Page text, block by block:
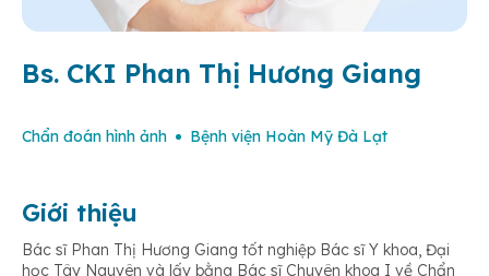
Bs. CKI Phan Thị Hương Giang
Chẩn đoán hình ảnh Bệnh viện Hoàn Mỹ Đà Lạt
Giới thiệu
Bác sĩ Phan Thị Hương Giang tốt nghiệp Bác sĩ Y khoa, Đại
học Tây Nguyên và lấy bằng Bác sĩ Chuyên khoa I về Chẩn